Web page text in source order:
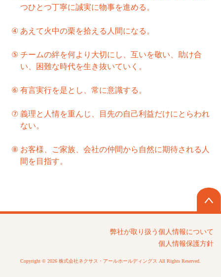
つひとつ丁寧に誠実に物事を進める。
④ あえて火中の栗を拾える人間になる。
⑤ チームの絆を何より大切にし、互いを敬い、助け合
い、困難な時代を生き抜いていく。
⑥ 有言実行を是とし、常に意識する。
⑦ 義理と人情を重んじ、目先の自己利益だけにとらわれ
ない。
⑧ お客様、ご家族、会社の仲間から自然に期待される人
間を目指す。
弊社が取り扱う個⼈情報について
個人情報保護方針
Copyright © 2026 株式会社ネクサス・アールホールディングス All Rights Reserved.